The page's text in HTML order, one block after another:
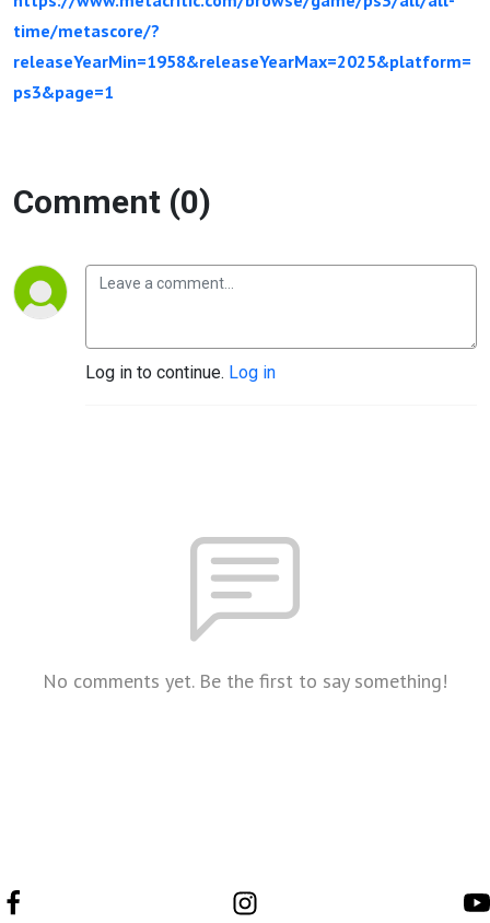
time/metascore/?
releaseYearMin=1958&releaseYearMax=2025&platform=
ps3&page=1
Comment (0)
Log in to continue. Log in
No comments yet. Be the first to say something!